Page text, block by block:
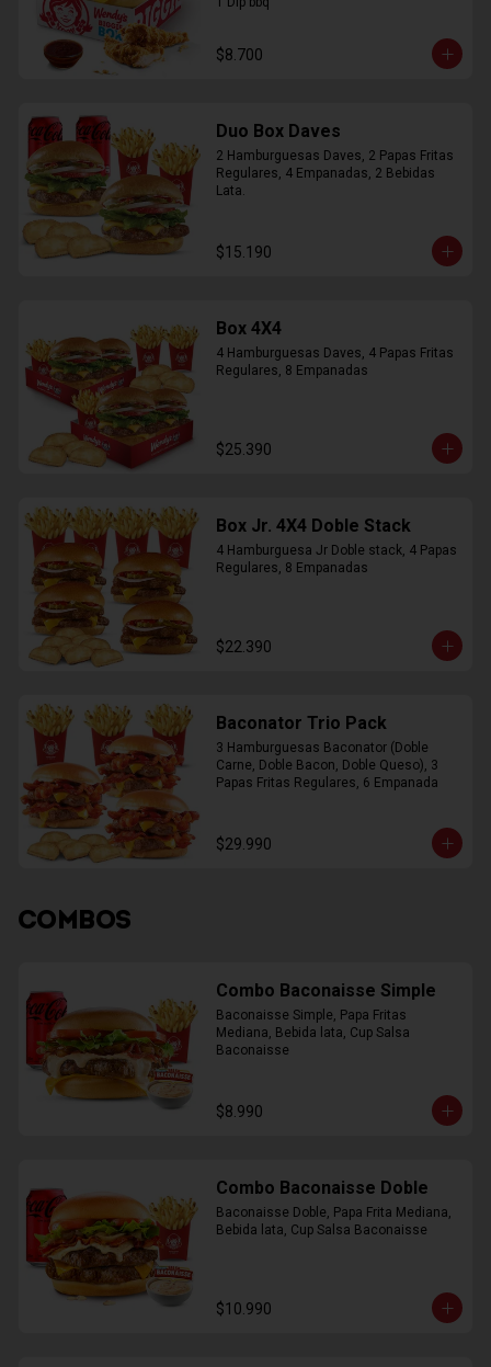
$8.700
Duo Box Daves
2 Hamburguesas Daves, 2 Papas Fritas
Regulares, 4 Empanadas, 2 Bebidas
Lata.
$15.190
Box 4X4
4 Hamburguesas Daves, 4 Papas Fritas
Regulares, 8 Empanadas
$25.390
Box Jr. 4X4 Doble Stack
4 Hamburguesa Jr Doble stack, 4 Papas
Regulares, 8 Empanadas
$22.390
Baconator Trio Pack
3 Hamburguesas Baconator (Doble
Carne, Doble Bacon, Doble Queso), 3
Papas Fritas Regulares, 6 Empanada
$29.990
COMBOS
Combo Baconaisse Simple
Baconaisse Simple, Papa Fritas
Mediana, Bebida lata, Cup Salsa
Baconaisse
$8.990
Combo Baconaisse Doble
Baconaisse Doble, Papa Frita Mediana,
Bebida lata, Cup Salsa Baconaisse
$10.990